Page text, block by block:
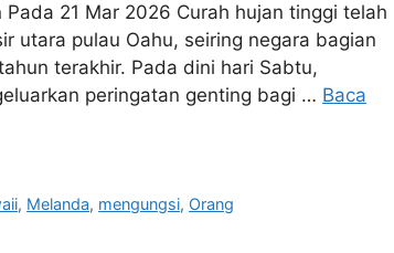
21 Mar 2026 Curah hujan tinggi telah
utara pulau Oahu, seiring negara bagian
terakhir. Pada dini hari Sabtu,
peringatan genting bagi … Baca
, Melanda, mengungsi, Orang